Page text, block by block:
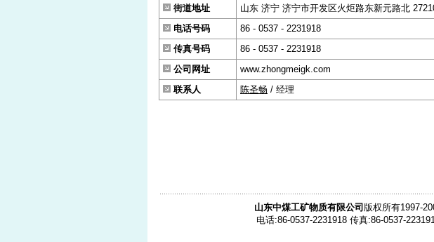
街道地址
山东 济宁 济宁市开发区火炬路东新元路北
电话号码
86 - 0537 - 2231918
传真号码
86 - 0537 - 2231918
公司网址
www.zhongmeigk.com
联系人
陈圣畅 / 经理
山东中煤工矿物质有限公司 版权所有1997-
电话:86-0537-2231918 传真:86-0537-